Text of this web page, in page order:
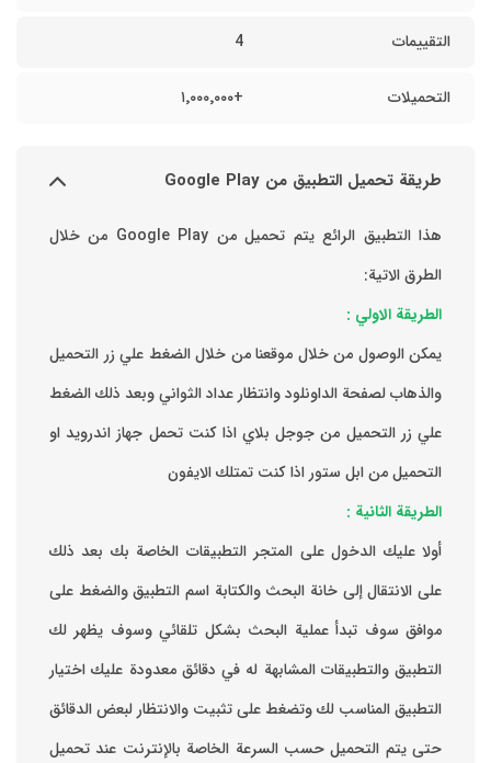
التقييمات 4
التحميلات +١٬٠٠٠٬٠٠٠
طريقة تحميل التطبيق من Google Play
هذا التطبيق الرائع يتم تحميل من Google Play من خلال
الطرق الاتية:
الطريقة الاولي :
يمكن الوصول من خلال موقعنا من خلال الضغط علي زر التحميل
والذهاب لصفحة الداونلود وانتظار عداد الثواني وبعد ذلك الضغط
علي زر التحميل من جوجل بلاي اذا كنت تحمل جهاز اندرويد او
التحميل من ابل ستور اذا كنت تمتلك الايفون
الطريقة الثانية :
‏أولا عليك الدخول على المتجر التطبيقات الخاصة بك ‏بعد ذلك
على الانتقال إلى خانة البحث والكتابة اسم التطبيق والضغط على
موافق ‏سوف تبدأ عملية البحث بشكل تلقائي وسوف يظهر لك
التطبيق والتطبيقات المشابهة له في دقائق معدودة ‏عليك اختيار
التطبيق المناسب لك وتضغط على تثبيت والانتظار لبعض الدقائق
حتى يتم التحميل حسب السرعة الخاصة بالإنترنت ‏عند تحميل